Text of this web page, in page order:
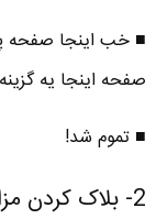
■ خب اینجا صفحه
صفحه اینجا یه گزینه Block رو بزنید.
■ تموم شد!
2- بلاک کردن